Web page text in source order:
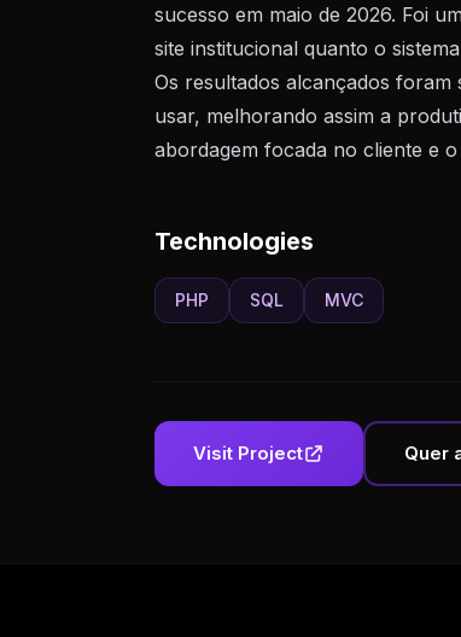
sucesso em maio de 2026. Foi
site institucional quanto o
Os resultados alcançados
usar, melhorando assim a
abordagem focada no cliente e
Technologies
PHP SQL MVC
Visit Project Quer